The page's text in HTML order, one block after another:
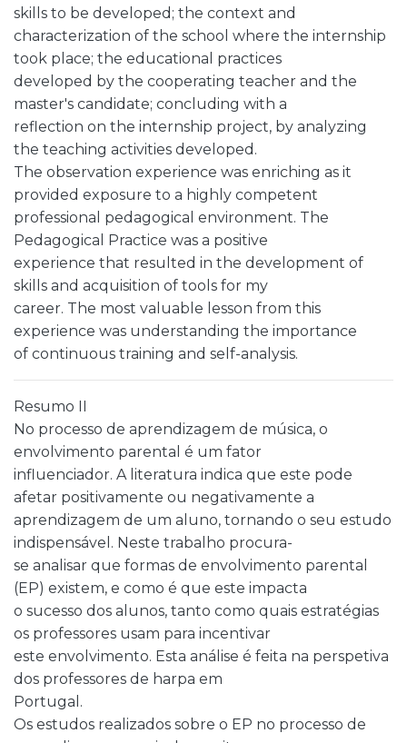
skills to be developed; the context and
characterization of the school where the internship
took place; the educational practices
developed by the cooperating teacher and the
master's candidate; concluding with a
reflection on the internship project, by analyzing
the teaching activities developed.
The observation experience was enriching as it
provided exposure to a highly competent
professional pedagogical environment. The
Pedagogical Practice was a positive
experience that resulted in the development of
skills and acquisition of tools for my
career. The most valuable lesson from this
experience was understanding the importance
of continuous training and self-analysis.
Resumo II
No processo de aprendizagem de música, o
envolvimento parental é um fator
influenciador. A literatura indica que este pode
afetar positivamente ou negativamente a
aprendizagem de um aluno, tornando o seu estudo
indispensável. Neste trabalho procura-
se analisar que formas de envolvimento parental
(EP) existem, e como é que este impacta
o sucesso dos alunos, tanto como quais estratégias
os professores usam para incentivar
este envolvimento. Esta análise é feita na perspetiva
dos professores de harpa em
Portugal.
Os estudos realizados sobre o EP no processo de